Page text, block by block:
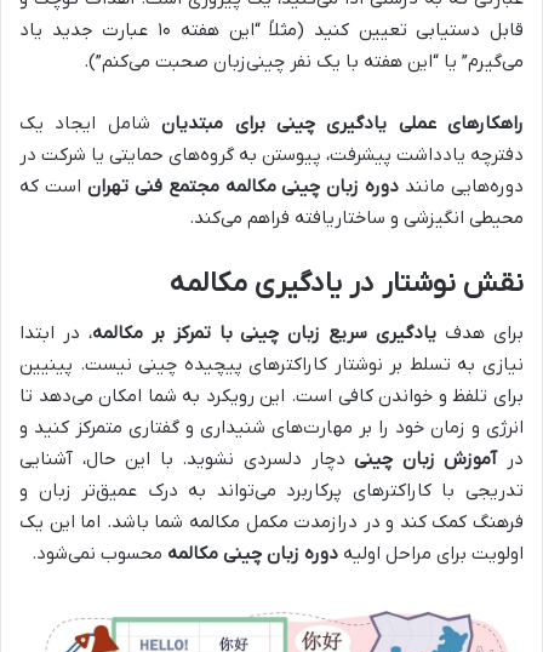
قابل دستیابی تعیین کنید (مثلاً “این هفته ۱۰ عبارت جدید یاد
می‌گیرم” یا “این هفته با یک نفر چینی‌زبان صحبت می‌کنم”).
راهکارهای عملی یادگیری چینی برای مبتدیانشامل ایجاد یک
دفترچه یادداشت پیشرفت، پیوستن به گروه‌های حمایتی یا شرکت در
دوره‌هایی مانند دوره زبان چینی مکالمه مجتمع فنی تهران است که
محیطی انگیزشی و ساختاریافته فراهم می‌کند.
نقش نوشتار در یادگیری مکالمه
برای هدف یادگیری سریع زبان چینی با تمرکز بر مکالمه، در ابتدا
نیازی به تسلط بر نوشتار کاراکترهای پیچیده چینی نیست. پینیین
برای تلفظ و خواندن کافی است. این رویکرد به شما امکان می‌دهد تا
انرژی و زمان خود را بر مهارت‌های شنیداری و گفتاری متمرکز کنید و
درآموزش زبان چینیدچار دلسردی نشوید. با این حال، آشنایی
تدریجی با کاراکترهای پرکاربرد می‌تواند به درک عمیق‌تر زبان و
فرهنگ کمک کند و در درازمدت مکمل مکالمه شما باشد. اما این یک
اولویت برای مراحل اولیه دوره زبان چینی مکالمه محسوب نمی‌شود.